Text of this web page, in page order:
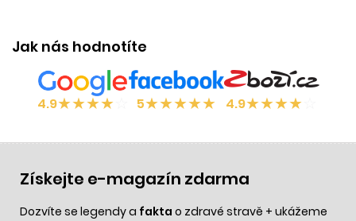
Jak nás hodnotíte
4.9★★★★ 5★★★★★ 4.9★★★★
Získejte e-magazín zdarma
Dozvíte se legendy a fakta o zdravé stravě + ukážeme